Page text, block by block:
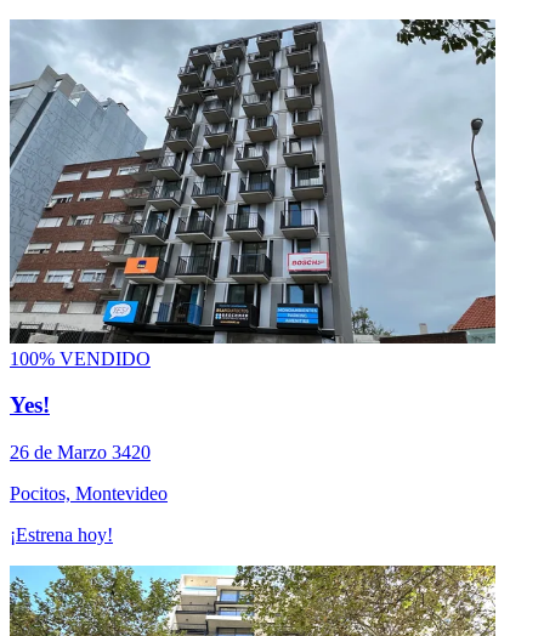
100% VENDIDO
Yes!
26 de Marzo 3420
Pocitos, Montevideo
¡Estrena hoy!